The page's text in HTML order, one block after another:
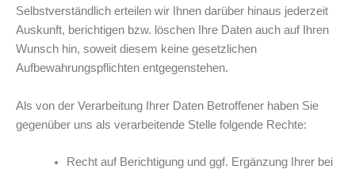
Selbstverständlich erteilen wir Ihnen darüber hinaus jederzeit
Auskunft, berichtigen bzw. löschen Ihre Daten auch auf Ihren
Wunsch hin, soweit diesem keine gesetzlichen
Aufbewahrungspflichten entgegenstehen.
Als von der Verarbeitung Ihrer Daten Betroffener haben Sie
gegenüber uns als verarbeitende Stelle folgende Rechte:
Recht auf Berichtigung und ggf. Ergänzung Ihrer bei